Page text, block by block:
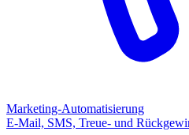
Marketing-Automatisierung
E-Mail, SMS, Treue- und